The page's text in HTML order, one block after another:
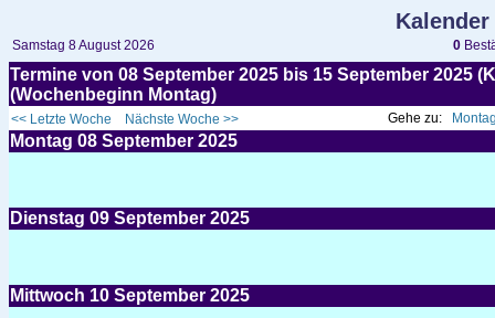
Samstag 8 August 2026 0
Termine von 08 September 2025 bis 15 September 2025
(Wochenbeginn Montag)
<< Letzte Woche Nächste Woche >> Gehe zu:
Montag 08 September 2025
Dienstag 09 September 2025
Mittwoch 10 September 2025